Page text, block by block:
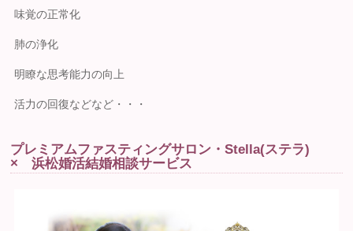
味覚の正常化
肺の浄化
明瞭な思考能力の向上
活力の回復などなど・・・
プレミアムファスティングサロン・Stella(ステラ)
× 浜松婚活結婚相談サービス